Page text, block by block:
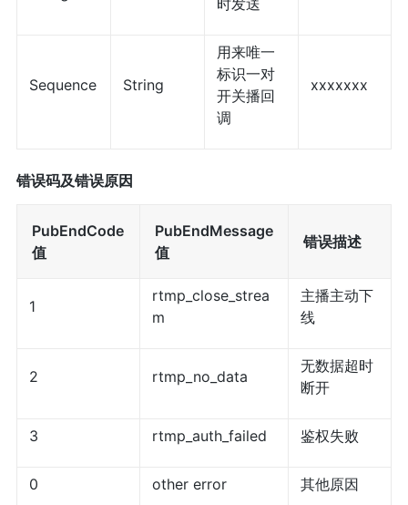
时发送
Sequence String
用来唯一
标识一对
开关播回
调
xxxxxxx
错误码及错误原因
PubEndCode
值
PubEndMessage
值
错误描述
1
rtmp_close_strea
m
主播主动下
线
2 rtmp_no_data
无数据超时
断开
3 rtmp_auth_failed 鉴权失败
0 other error 其他原因